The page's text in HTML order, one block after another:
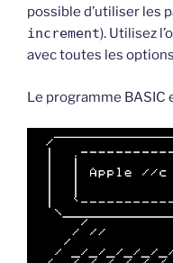
possible d’utiliser les
increment). Utilisez
avec toutes les
Le programme BASIC